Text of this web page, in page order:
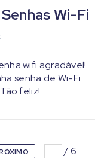
Wi-Fi
wifi agradável!
senha de Wi-Fi
feliz!
/6